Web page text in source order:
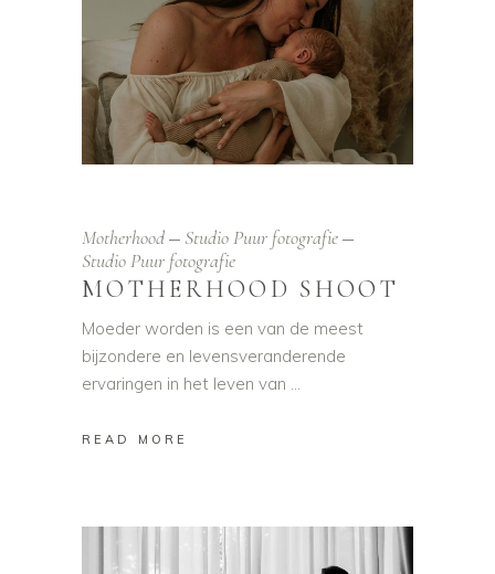
Motherhood
Studio Puur fotografie
Studio Puur fotografie
MOTHERHOOD SHOOT
Moeder worden is een van de meest
bijzondere en levensveranderende
ervaringen in het leven van
READ MORE